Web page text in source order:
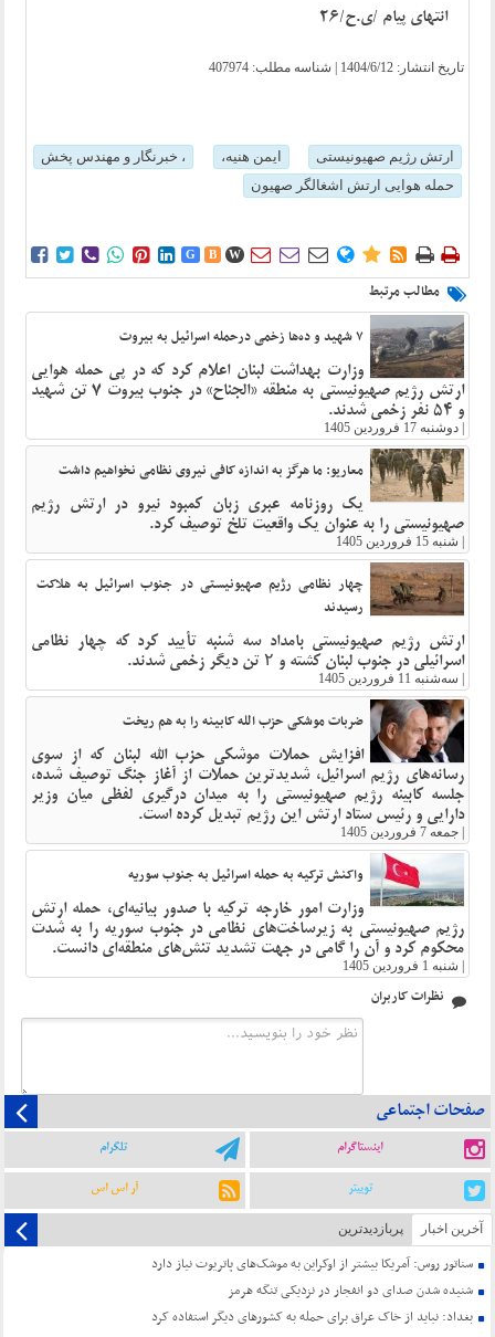
انتهای پیام /ی.ح/26
تاریخ انتشار: 1404/6/12 | شناسه مطلب: 407974
ارتش رژیم صهیونیستی ایمن هنیه،
، خبرنگار و مهندس پخش
حمله هوایی ارتش اشغالگر صهیون
      G B W        
مطالب مرتبط
۷ شهید و ده‌ها زخمی درحمله اسرائیل به بیروت
وزارت بهداشت لبنان اعلام کرد که در پی حمله هوایی
ارتش رژیم صهیونیستی به منطقه «الجناح» در جنوب بیروت 7 تن شهید
و 54 نفر زخمی شدند.
دوشنبه 17 فروردین 1405
معاریو: ما هرگز به اندازه کافی نیروی نظامی نخواهیم داشت
یک روزنامه عبری زبان کمبود نیرو در ارتش رژیم
صهیونیستی را به عنوان یک واقعیت تلخ توصیف کرد.
شنبه 15 فروردین 1405
چهار نظامی رژیم صهیونیستی در جنوب اسرائیل به هلاکت
رسیدند
ارتش رژیم صهیونیستی بامداد سه شنبه تأیید کرد که چهار نظامی
اسرائیلی در جنوب لبنان کشته و ۲ تن دیگر زخمی شدند.
سه‌شنبه 11 فروردین 1405
ضربات موشکی حزب الله کابینه را به هم ریخت
افزایش حملات موشکی حزب الله لبنان که از سوی
رسانه‌های رژیم اسرائیل، شدیدترین حملات از آغاز جنگ توصیف شده،
جلسه کابینه رژیم صهیونیستی را به میدان درگیری لفظی میان وزیر
دارایی و رئیس ستاد ارتش این رژیم تبدیل کرده است.
جمعه 7 فروردین 1405
واکنش ترکیه به حمله اسرائیل به جنوب سوریه
وزارت امور خارجه ترکیه با صدور بیانیه‌ای، حمله ارتش
رژیم صهیونیستی به زیرساخت‌های نظامی در جنوب سوریه را به شدت
محکوم کرد و آن را گامی در جهت تشدید تنش‌های منطقه‌ای دانست.
شنبه 1 فروردین 1405
نظرات کاربران
صفحات اجتماعی
اینستاگرام تلگرام
توییتر آر اس اس
آخرین اخبار پربازدیدترین
سناتور روس: آمریکا بیشتر از اوکراین به موشک‌های پاتریوت نیاز دارد
شنیده شدن صدای دو انفجار در نزدیکی تنگه هرمز
بغداد: نباید از خاک عراق برای حمله به کشورهای دیگر استفاده کرد